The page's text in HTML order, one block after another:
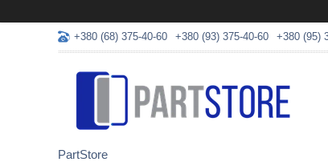
+380 (68) 375-40-60 +380 (93) 375-40-60 +380 (95)
PartStore